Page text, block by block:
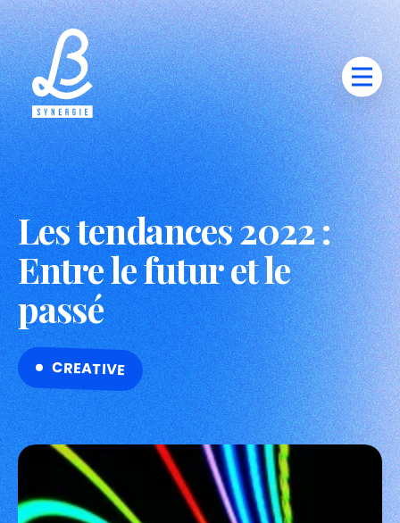
Les tendances 2022 :
Entre le futur et le
passé
CREATIVE